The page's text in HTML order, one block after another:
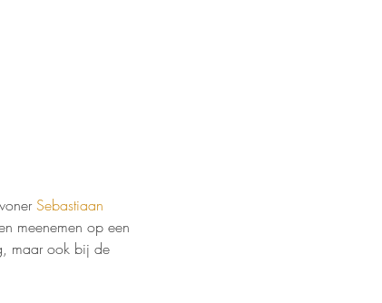
Sebastiaan
meenemen op een
maar ook bij de